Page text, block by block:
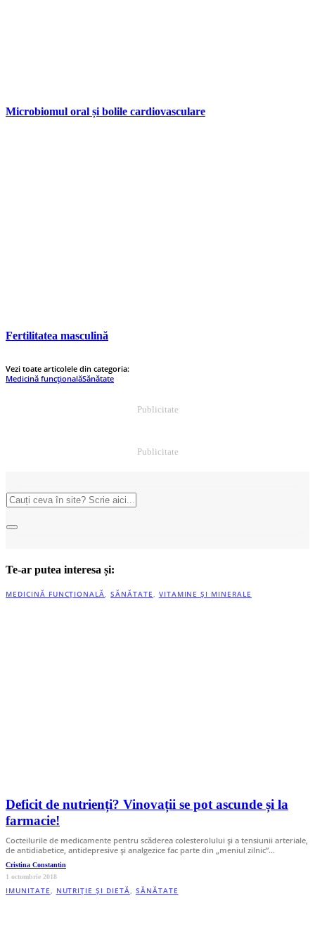
Microbiomul oral și bolile cardiovasculare
Fertilitatea masculină
Vezi toate articolele din categoria:
Medicină funcționalăSănătate
Publicitate
Publicitate
Te-ar putea interesa și:
MEDICINĂ FUNCȚIONALĂ,SĂNĂTATE, VITAMINE ȘI MINERALE
Deficit de nutrienți? Vinovații se pot ascunde și la
farmacie!
Cocteilurile de medicamente pentru scăderea colesterolului și a tensiunii arteriale,
de antidiabetice, antidepresive și analgezice fac parte din „meniul zilnic”…
Cristina Constantin
1 octombrie 2018
IMUNITATE, NUTRIȚIE ȘI DIETĂ, SĂNĂTATE